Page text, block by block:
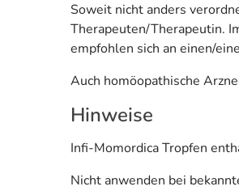
Soweit nicht anders
Therapeuten/Therapeutin.
empfohlen sich an einen/
Auch homöopathische
Hinweise
Infi-Momordica Tropfen
Nicht anwenden bei